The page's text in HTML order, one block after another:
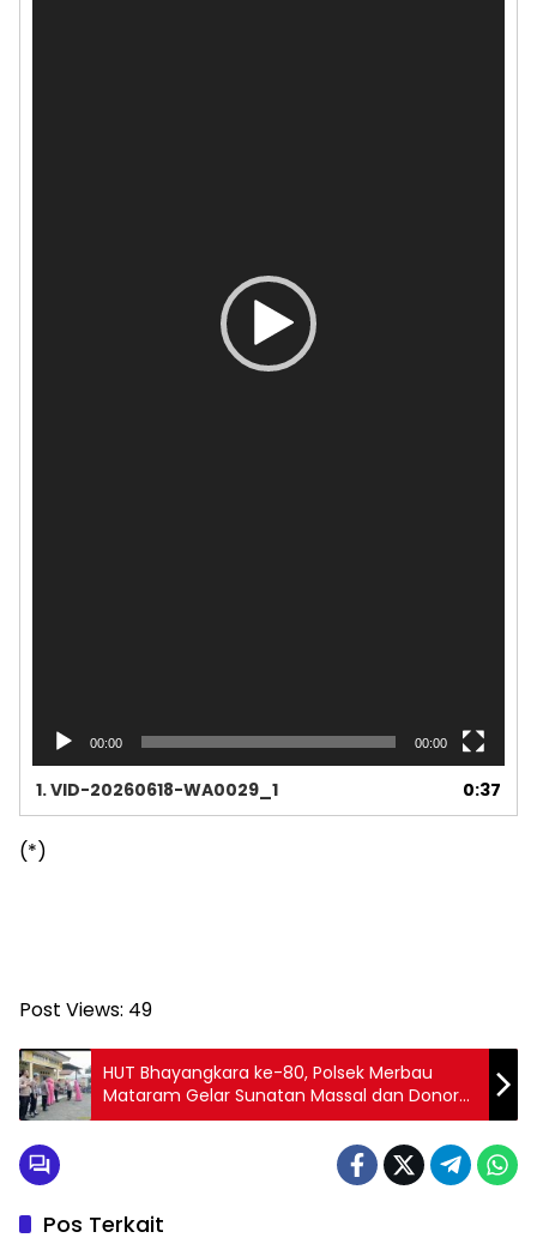
00:00 00:00
1.VID-20260618-WA0029_1 0:37
(*)
Post Views: 49
HUT Bhayangkara ke-80, Polsek Merbau
Mataram Gelar Sunatan Massal dan Donor
Darah, Wujud Nyata Kepedulian untuk
Pos Terkait